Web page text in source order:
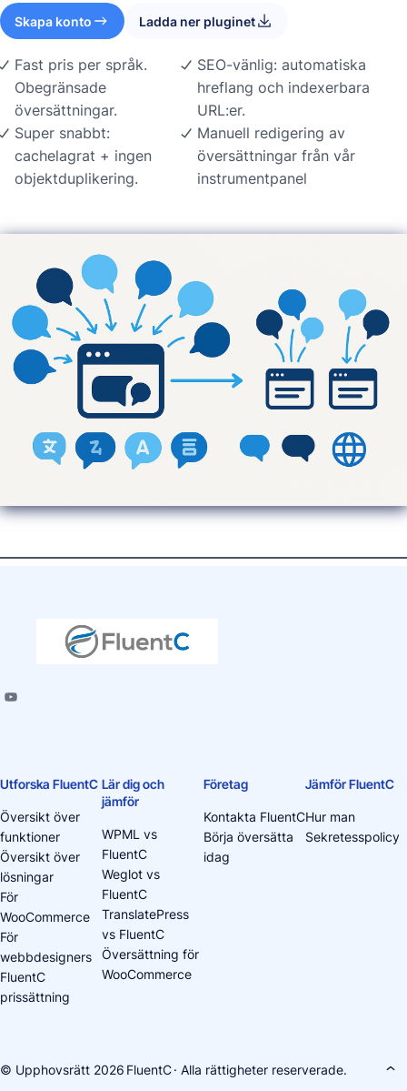
Skapa konto Ladda ner pluginet
Fast pris per språk.
Obegränsade
översättningar.
Super snabbt:
cachelagrat + ingen
objektduplikering.
SEO-vänlig: automatiska
hreflang och indexerbara
URL:er.
Manuell redigering av
översättningar från vår
instrumentpanel
Utforska FluentC
Översikt över
funktioner
Översikt över
lösningar
För
WooCommerce
För
webbdesigners
FluentC
prissättning
Lär dig och
jämför
WPML vs
FluentC
Weglot vs
FluentC
TranslatePress
vs FluentC
Översättning för
WooCommerce
Företag
Kontakta FluentC
Börja översätta
idag
Jämför FluentC
Hur man
Sekretesspolicy
© Upphovsrätt 2026 FluentC· Alla rättigheter reserverade.